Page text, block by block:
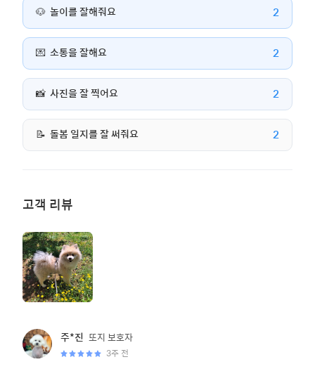
🐶 놀이를 잘해줘요 2
💌 소통을 잘해요 2
📸 사진을 잘 찍어요 2
📝 돌봄 일지를 잘 써줘요 2
고객 리뷰
주*진 또지보호자
3주 전